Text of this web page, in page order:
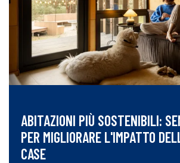
ABITAZIONI PIÙ SOSTENIBILI:
PER MIGLIORARE L'IMPATTO
CASE